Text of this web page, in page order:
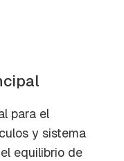
para el
y sistema
equilibrio de